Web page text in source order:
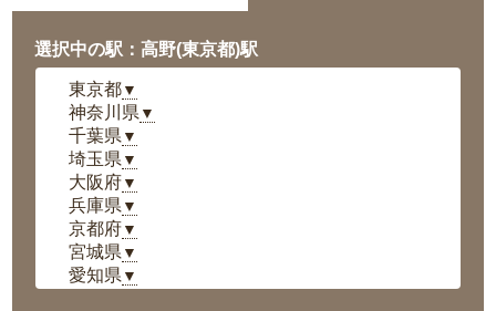
選択中の駅：高野(東京都)駅
東京都▼
神奈川県 ▼
千葉県 ▼
埼玉県 ▼
大阪府▼
兵庫県 ▼
京都府▼
宮城県 ▼
愛知県 ▼